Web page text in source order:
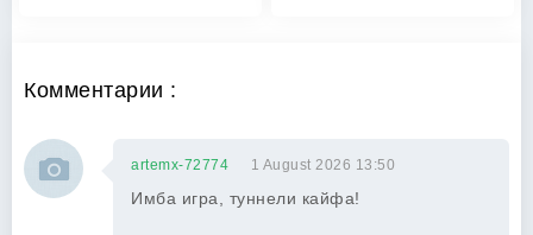
Комментарии :
artemx-72774 1 August 2026 13:50
Имба игра, туннели кайфа!